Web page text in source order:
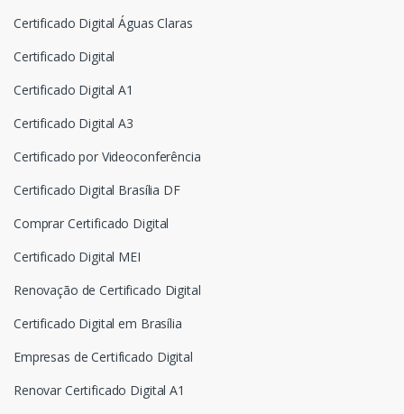
Certificado Digital Águas Claras
Certificado Digital
Certificado Digital A1
Certificado Digital A3
Certificado por Videoconferência
Certificado Digital Brasília DF
Comprar Certificado Digital
Certificado Digital MEI
Renovação de Certificado Digital
Certificado Digital em Brasília
Empresas de Certificado Digital
Renovar Certificado Digital A1